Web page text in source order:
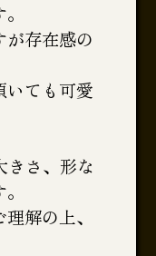
が存在感の
いても可愛
さ、形な
解の上、